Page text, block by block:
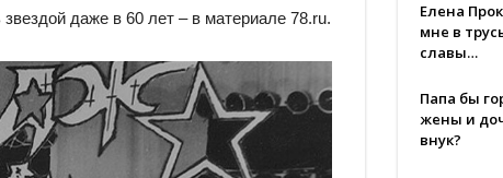
даже в 60 лет – в материале 78.ru.
Елена
мне в
славы…
Папа бы
жены и
внук?